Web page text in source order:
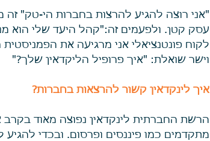
"אני רוצה להגיע להרצות בחברות הי-טק"
עסק קטן. ולפעמים זה:"קהל היעד שלי הוא
לקוח פונטנציאלי אני מרגיעה את
וישר שואלת: "איך פרופיל הליקדאין שלך?"
איך לינקדאין קשור להרצאות בחברות?
הרשת החברתית לינקדאין נפוצה מאוד בקרב
מתקדמים כמו פיננסים ופרסום. ובכדי